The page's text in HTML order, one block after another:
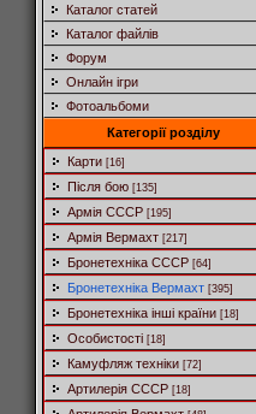
Каталог статей
Каталог файлів
Форум
Онлайн ігри
Фотоальбоми
Категорії розділу
Карти [16]
Після бою [135]
Армія СССР [195]
Армія Вермахт [217]
Бронетехніка СССР [64]
Бронетехніка Вермахт [395]
Бронетехніка інші країни [18]
Особистості [18]
Камуфляж техніки [72]
Артилерія СССР [18]